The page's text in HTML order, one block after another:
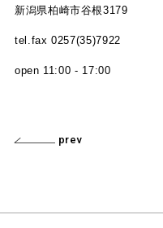
新潟県柏崎市谷根3179
tel.fax 0257(35)7922
open 11:00 - 17:00
prev